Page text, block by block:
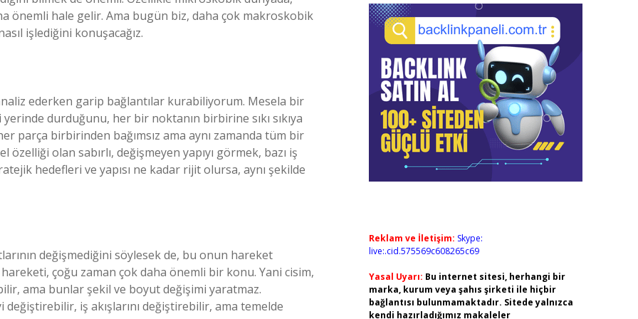
önemli hale gelir. Ama bugün biz, daha çok makroskobik
işlediğini konuşacağız.
ederken garip bağlantılar kurabiliyorum. Mesela bir
durduğunu, her bir noktanın birbirine sıkı sıkıya
parça birbirinden bağımsız ama aynı zamanda tüm bir
olan sabırlı, değişmeyen yapıyı görmek, bazı iş
hedefleri ve yapısı ne kadar rijit olursa, aynı şekilde
değişmediğini söylesek de, bu onun hareket
çoğu zaman çok daha önemli bir konu. Yani cisim,
ama bunlar şekil ve boyut değişimi yaratmaz.
iş akışlarını değiştirebilir, ama temelde
Reklam ve İletişim: Skype:
live:.cid.575569c608265c69
Yasal Uyarı: Bu internet sitesi, herhangi bir
marka, kurum veya şahıs şirketi ile hiçbir
bağlantısı bulunmamaktadır. Sitede yalnızca
kendi hazırladığımız makaleler